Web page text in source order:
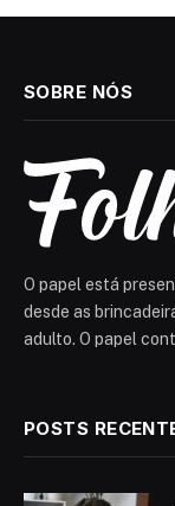
SOBRE NÓS
O papel está
desde as
adulto. O papel
POSTS